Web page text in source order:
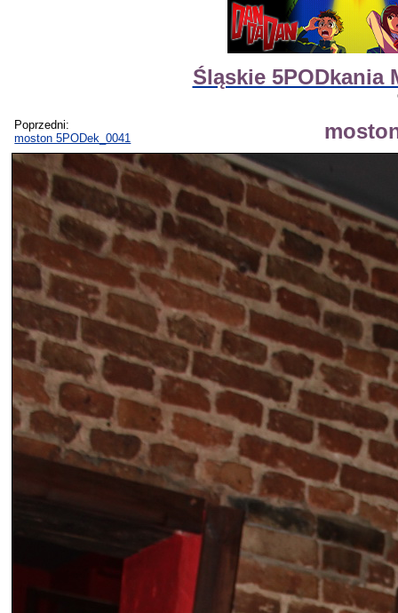
Śląskie 5PODkania
Poprzedni:
moston 5PODek_0041